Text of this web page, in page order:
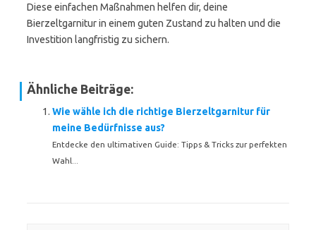
Diese einfachen Maßnahmen helfen dir, deine
Bierzeltgarnitur in einem guten Zustand zu halten und die
Investition langfristig zu sichern.
Ähnliche Beiträge:
Wie wähle ich die richtige Bierzeltgarnitur für
meine Bedürfnisse aus?
Entdecke den ultimativen Guide: Tipps & Tricks zur perfekten
Wahl...